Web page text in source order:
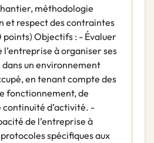
méthodologie
et respect des contraintes
points) Objectifs : - Évaluer
l’entreprise à organiser ses
un environnement
en tenant compte des
fonctionnement, de
continuité d’activité. -
de l’entreprise à
spécifiques aux